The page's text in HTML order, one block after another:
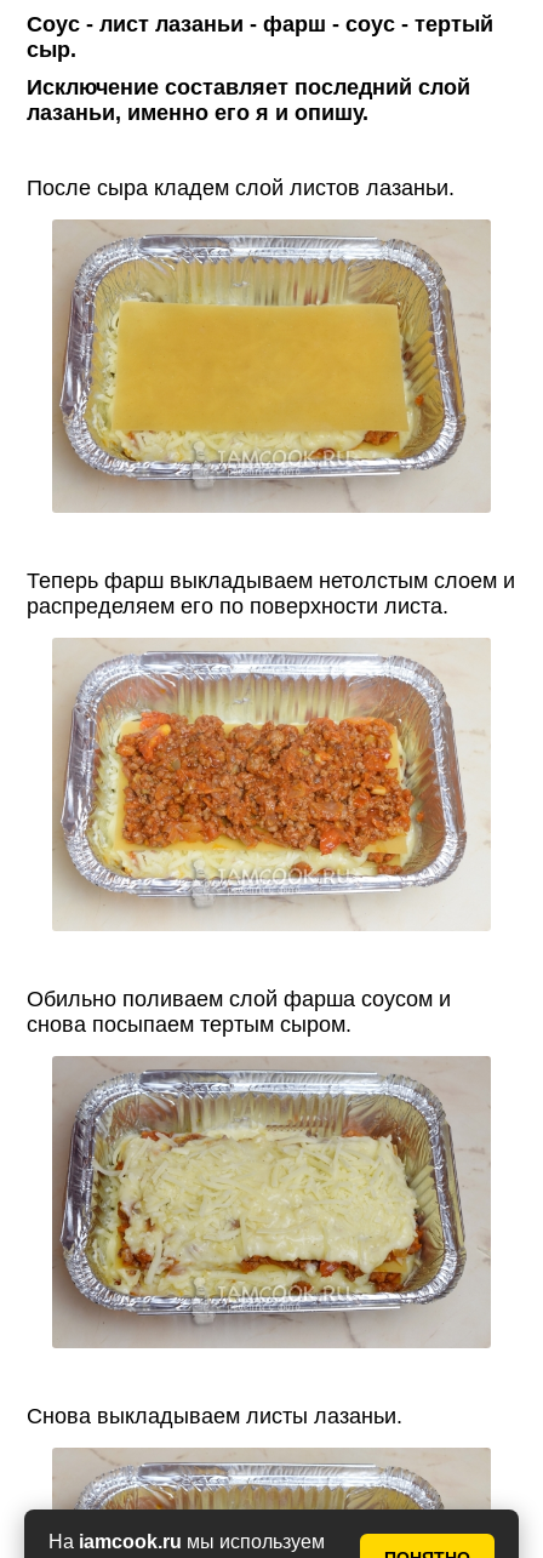
На iamcook.ru мы используем
Соус - лист лазаньи - фарш - соус - тертый
сыр.
Исключение составляет последний слой
лазаньи, именно его я и опишу.
После сыра кладем слой листов лазаньи.
Теперь фарш выкладываем нетолстым слоем и
распределяем его по поверхности листа.
Обильно поливаем слой фарша соусом и
снова посыпаем тертым сыром.
Снова выкладываем листы лазаньи.